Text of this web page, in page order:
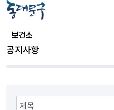
보건소
공지사항